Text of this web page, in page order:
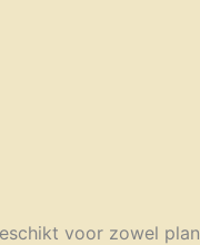
voor zowel